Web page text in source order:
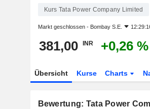
Kurs Tata Power Company Limited
Markt geschlossen - Bombay S.E.
381,00 INR +0,26 %
Übersicht Kurse Charts
Bewertung: Tata Power